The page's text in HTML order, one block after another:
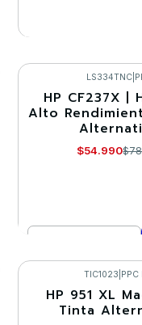
VER
-30%
LS334TNC
HP CF237X |
Alto
$54.990
Comprar
-15%
TIC1023 PPC
HP 951 XL
Tinta